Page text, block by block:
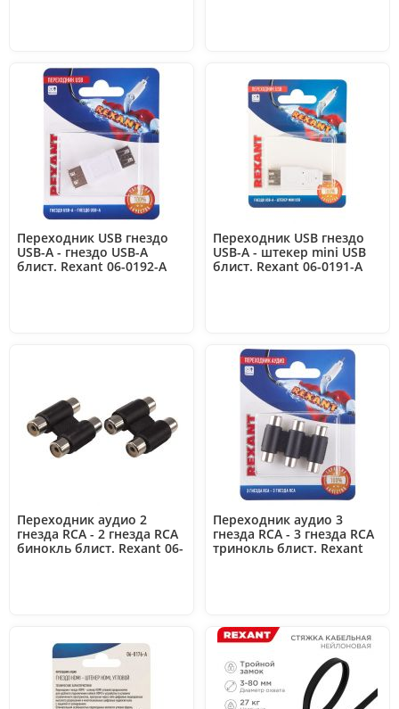
Переходник USB гнездо
USB-A - гнездо USB-А
блист. Rexant 06-0192-A
Переходник USB гнездо
USB-A - штекер mini USB
блист. Rexant 06-0191-A
Переходник аудио 2
гнезда RCA - 2 гнезда RCA
бинокль блист. Rexant 06-
Переходник аудио 3
гнезда RCA - 3 гнезда RCA
тринокль блист. Rexant
4.64 с